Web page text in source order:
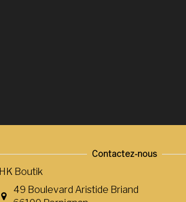
Contactez-nous
HK Boutik
49 Boulevard Aristide Briand